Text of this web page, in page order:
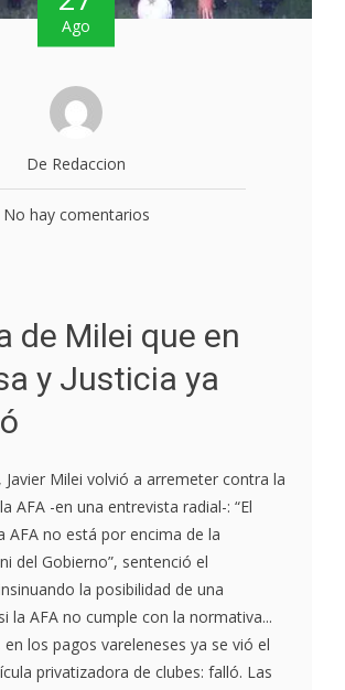
Ago
De Redaccion
No hay comentarios
de Milei que en
y Justicia ya
Javier Milei volvió a arremeter contra la
AFA -en una entrevista radial-: “El
AFA no está por encima de la
del Gobierno”, sentenció el
la posibilidad de una
la AFA no cumple con la normativa...
los pagos vareleneses ya se vió el
privatizadora de clubes: falló. Las